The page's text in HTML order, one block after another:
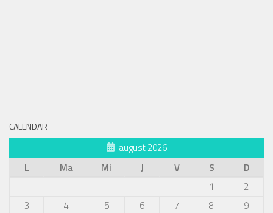
CALENDAR
august 2026
L
Ma Mi J V S
D
1
2
3
4 5 6 7 8
9